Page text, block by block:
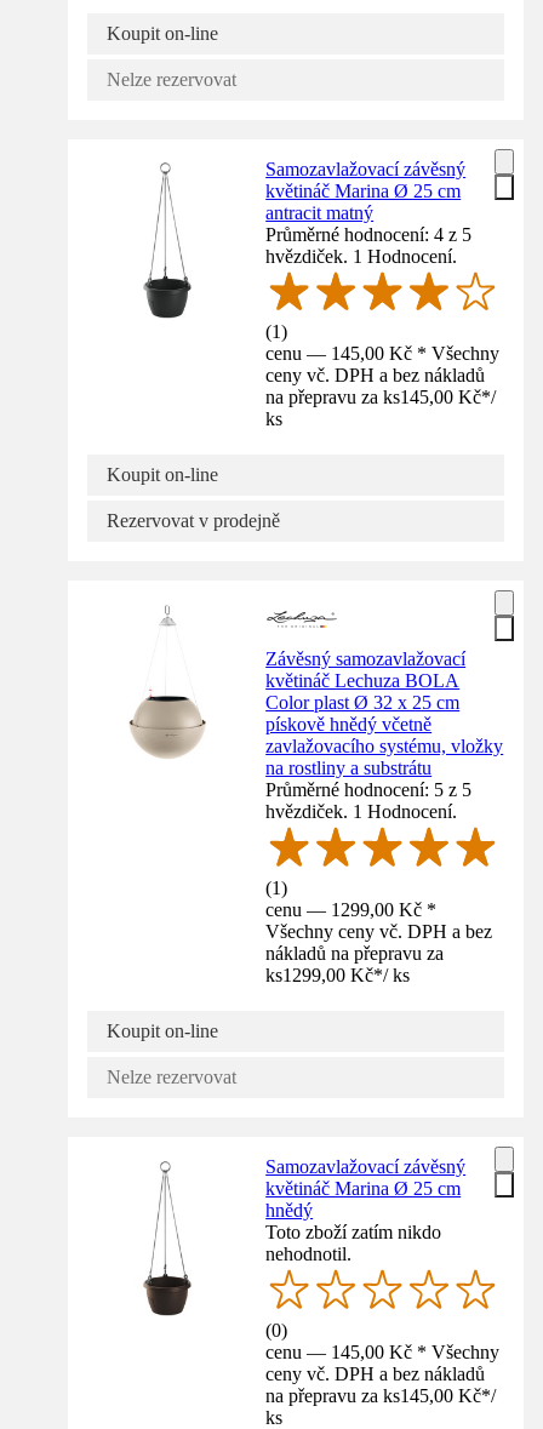
Koupit on-line
Nelze rezervovat
Samozavlažovací závěsný
květináč Marina Ø 25 cm
antracit matný
Průměrné hodnocení: 4 z 5
hvězdiček. 1 Hodnocení.
(1)
cenu — 145,00 Kč * Všechny
ceny vč. DPH a bez nákladů
na přepravu za ks145,00 Kč*/
ks
Koupit on-line
Rezervovat v prodejně
Závěsný samozavlažovací
květináč Lechuza BOLA
Color plast Ø 32 x 25 cm
pískově hnědý včetně
zavlažovacího systému, vložky
na rostliny a substrátu
Průměrné hodnocení: 5 z 5
hvězdiček. 1 Hodnocení.
(1)
cenu — 1299,00 Kč *
Všechny ceny vč. DPH a bez
nákladů na přepravu za
ks1299,00 Kč*/ ks
Koupit on-line
Nelze rezervovat
Samozavlažovací závěsný
květináč Marina Ø 25 cm
hnědý
Toto zboží zatím nikdo
nehodnotil.
(0)
cenu — 145,00 Kč * Všechny
ceny vč. DPH a bez nákladů
na přepravu za ks145,00 Kč*/
ks